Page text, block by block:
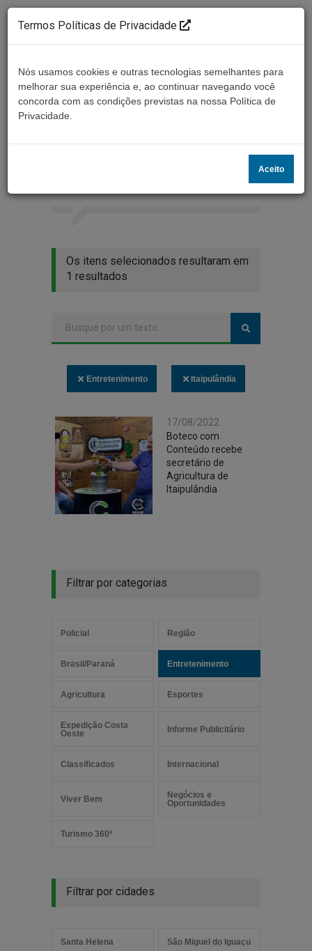
Resultados da busca
Buscar
Os itens selecionados resultaram em
1 resultados
Entretenimento Itaipulândia
17/08/2022
Boteco com
Conteúdo recebe
secretário de
Agricultura de
Itaipulândia
Filtrar por categorias
Policial Região
Brasil/Paraná Entretenimento
Agricultura Esportes
Expedição Costa
Oeste
Informe Publicitário
Classificados Internacional
Viver Bem
Negócios e
Oportunidades
Turismo 360º
Filtrar por cidades
Santa Helena São Miguel do Iguaçu
Termos Políticas de Privacidade
Nós usamos cookies e outras tecnologias semelhantes para
melhorar sua experiência e, ao continuar navegando você
concorda com as condições previstas na nossa Política de
Privacidade.
Aceito